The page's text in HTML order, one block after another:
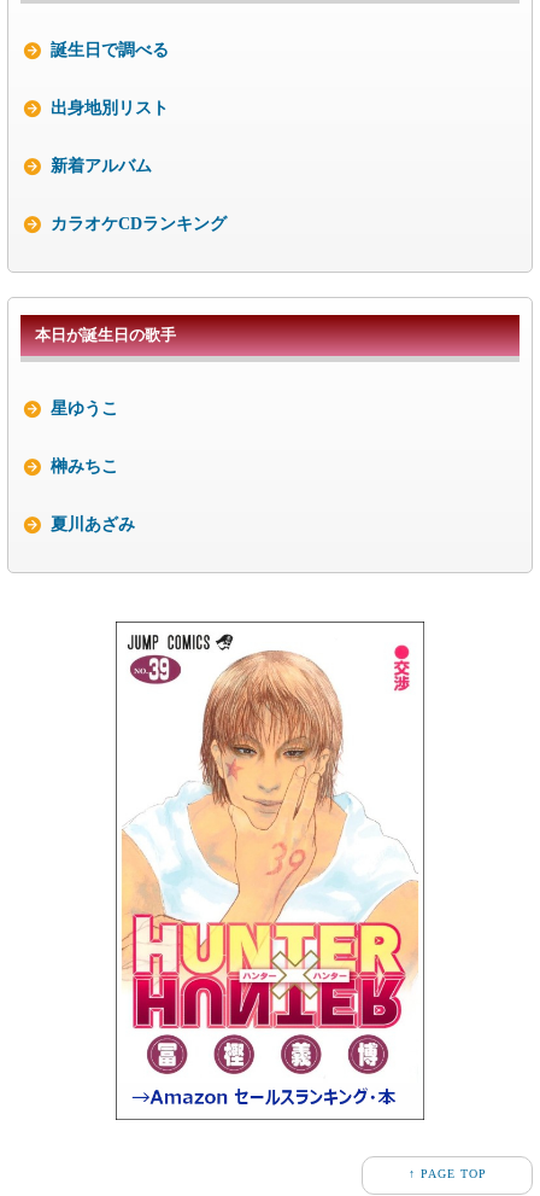
誕生日で調べる
出身地別リスト
新着アルバム
カラオケCDランキング
本日が誕生日の歌手
星ゆうこ
榊みちこ
夏川あざみ
↑ PAGE TOP